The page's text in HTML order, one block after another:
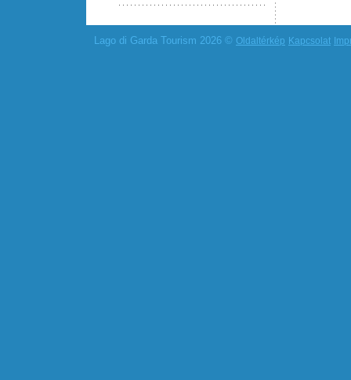
Lago di Garda Tourism 2026 © Oldaltérkép Kapcsolat